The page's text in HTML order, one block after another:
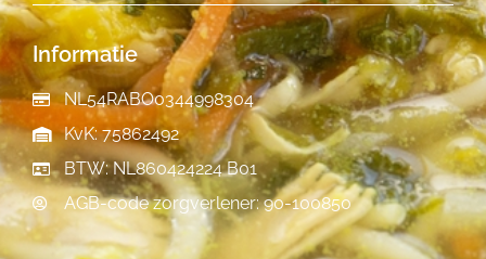
Informatie
NL54RABO0344998304
KvK: 75862492
BTW: NL860424224 B01
AGB-code zorgverlener: 90-100850